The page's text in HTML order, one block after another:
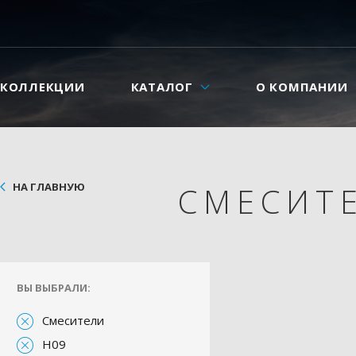
КОЛЛЕКЦИИ КАТАЛОГ О КОМПАНИИ
НА ГЛАВНУЮ
ВЫ ВЫБРАЛИ:
Смесители
H09